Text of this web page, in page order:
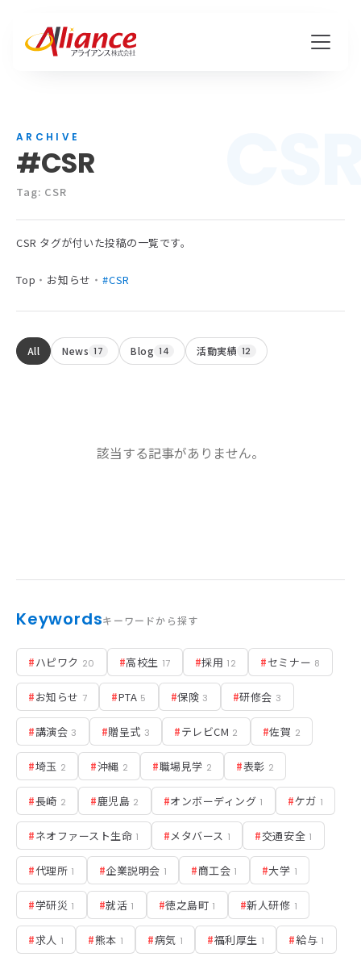
Mission・Vision・Value
会社概要
サービス
ハピワク・HR事業
保険代理店事業
採用情報
ARCHIVE
#CSR
Tag: CSR
CSR タグが付いた投稿の一覧です。
Top ・ お知らせ ・#CSR
All News 17 Blog 14 活動実績 12
該当する記事がありません。
Keywordsキーワードから探す
#ハピワク 20 #高校生 17 #採用 12 #セミナー 8
#お知らせ 7 #PTA 5 #保険 3 #研修会 3
#講演会 3 #贈呈式 3 #テレビCM 2 #佐賀 2
#埼玉 2 #沖縄 2 #職場見学 2 #表彰 2
#長崎 2 #鹿児島 2 #オンボーディング 1 #ケガ 1
#ネオファースト生命 1 # メタバース 1 #交通安全 1
#代理所 1 #企業説明会 1 #商工会 1 #大学 1
#学研災 1 #就活 1 #徳之島町 1 #新人研修 1
#求人 1 #熊本 1 #病気 1 #福利厚生 1 #給与 1